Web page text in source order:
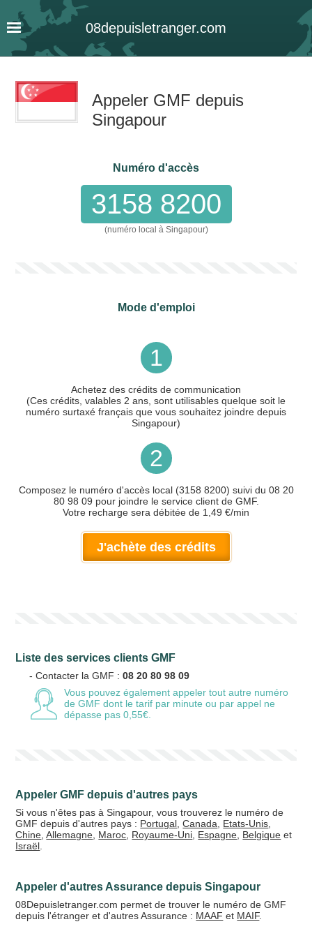
08depuisletranger.com
Appeler GMF depuis
Singapour
Numéro d'accès
3158 8200
(numéro local à Singapour)
Mode d'emploi
1
Achetez des crédits de communication
(Ces crédits, valables 2 ans, sont utilisables quelque soit le
numéro surtaxé français que vous souhaitez joindre depuis
Singapour)
2
Composez le numéro d'accès local (3158 8200) suivi du 08 20
80 98 09 pour joindre le service client de GMF.
Votre recharge sera débitée de 1,49 €/min
J'achète des crédits
Liste des services clients GMF
- Contacter la GMF :08 20 80 98 09
Vous pouvez également appeler tout autre numéro
de GMF dont le tarif par minute ou par appel ne
dépasse pas 0,55€.
Appeler GMF depuis d'autres pays
Si vous n'êtes pas à Singapour, vous trouverez le numéro de
GMF depuis d'autres pays : Portugal ,Canada Etats-Unis
Chine ,Allemagne Maroc Royaume-Uni Espagne Belgique et
Israël
Appeler d'autres Assurance depuis Singapour
08Depuisletranger.com permet de trouver le numéro de GMF
depuis l'étranger et d'autres Assurance : MAAF et MAIF.